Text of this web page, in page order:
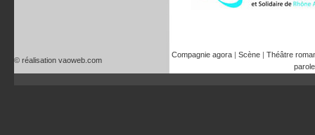
© réalisation vaoweb.com
Compagnie agora | Scène | Théâtre